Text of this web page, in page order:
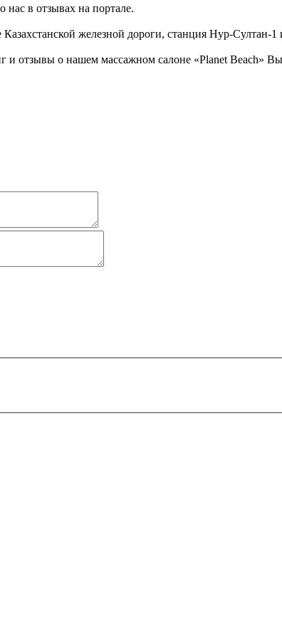
в отзывах на портале.
железной дороги, станция Нур-Султан-1
отзывы о нашем массажном салоне «Planet Beach»